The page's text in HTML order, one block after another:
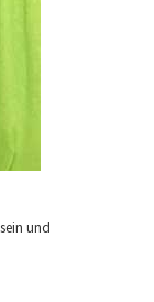
und